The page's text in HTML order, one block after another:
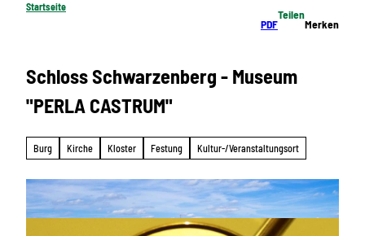
Startseite
PDF
Teilen
Merken
Schloss Schwarzenberg - Museum
"PERLA CASTRUM"
Burg Kirche Kloster Festung Kultur-/Veranstaltungsort